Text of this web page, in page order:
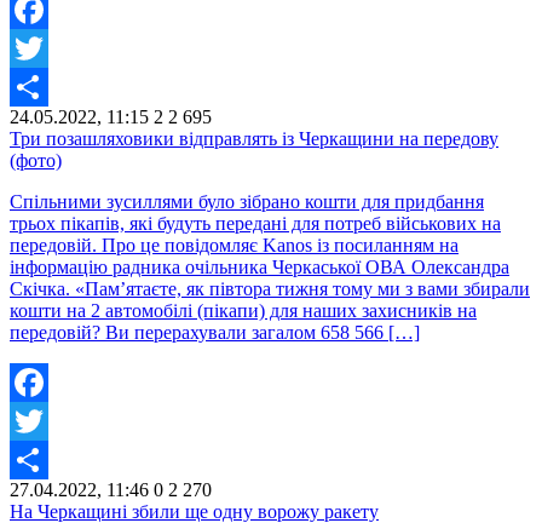
Facebook
Twitter
Share
24.05.2022, 11:15 2 2 695
Три позашляховики відправлять із Черкащини на передову
(фото)
Спільними зусиллями було зібрано кошти для придбання
трьох пікапів, які будуть передані для потреб військових на
передовій. Про це повідомляє Kanos із посиланням на
інформацію радника очільника Черкаської ОВА Олександра
Скічка. «Пам’ятаєте, як півтора тижня тому ми з вами збирали
кошти на 2 автомобілі (пікапи) для наших захисників на
передовій? Ви перерахували загалом 658 566 […]
Facebook
Twitter
Share
27.04.2022, 11:46 0 2 270
На Черкащині збили ще одну ворожу ракету